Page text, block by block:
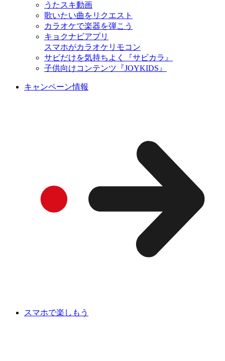
うたスキ動画
歌いたい曲をリクエスト
カラオケで楽器を弾こう
キョクナビアプリ
スマホがカラオケリモコン
サビだけを気持ちよく『サビカラ』
子供向けコンテンツ『JOYKIDS』
キャンペーン情報
スマホで楽しもう